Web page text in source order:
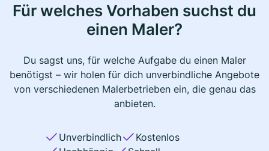
Für welches Vorhaben suchst du
einen Maler?
Du sagst uns, für welche Aufgabe du einen Maler
benötigst – wir holen für dich unverbindliche Angebote
von verschiedenen Malerbetrieben ein, die genau das
anbieten.
Unverbindlich
Kostenlos